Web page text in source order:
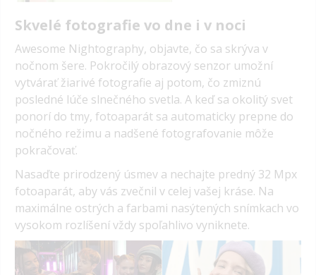
Skvelé fotografie vo dne i v noci
Awesome Nightography, objavte, čo sa skrýva v
nočnom šere. Pokročilý obrazový senzor umožní
vytvárať žiarivé fotografie aj potom, čo zmiznú
posledné lúče slnečného svetla. A keď sa okolitý svet
ponorí do tmy, fotoaparát sa automaticky prepne do
nočného režimu a nadšené fotografovanie môže
pokračovať.
Nasaďte prirodzený úsmev a nechajte predný 32 Mpx
fotoaparát, aby vás zvečnil v celej vašej kráse. Na
maximálne ostrých a farbami nasýtených snímkach vo
vysokom rozlíšení vždy spoľahlivo vyniknete.